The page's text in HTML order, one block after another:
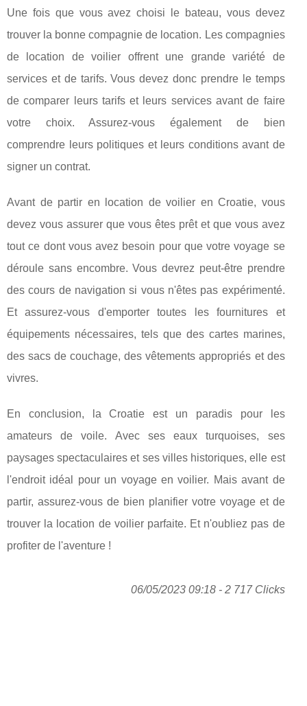
Une fois que vous avez choisi le bateau, vous devez
trouver la bonne compagnie de location. Les compagnies
de location de voilier offrent une grande variété de
services et de tarifs. Vous devez donc prendre le temps
de comparer leurs tarifs et leurs services avant de faire
votre choix. Assurez-vous également de bien
comprendre leurs politiques et leurs conditions avant de
signer un contrat.
Avant de partir en location de voilier en Croatie, vous
devez vous assurer que vous êtes prêt et que vous avez
tout ce dont vous avez besoin pour que votre voyage se
déroule sans encombre. Vous devrez peut-être prendre
des cours de navigation si vous n'êtes pas expérimenté.
Et assurez-vous d'emporter toutes les fournitures et
équipements nécessaires, tels que des cartes marines,
des sacs de couchage, des vêtements appropriés et des
vivres.
En conclusion, la Croatie est un paradis pour les
amateurs de voile. Avec ses eaux turquoises, ses
paysages spectaculaires et ses villes historiques, elle est
l'endroit idéal pour un voyage en voilier. Mais avant de
partir, assurez-vous de bien planifier votre voyage et de
trouver la location de voilier parfaite. Et n'oubliez pas de
profiter de l'aventure !
06/05/2023 09:18 - 2 717 Clicks